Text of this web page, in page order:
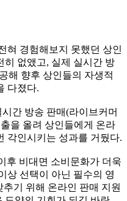
혀 경험해보지 못했던 상인
히 없앴고, 실제 실시간 방
해 향후 상인들의 자생적
다졌다.
간 방송 판매(라이브커머
을 올려 상인들에게 온라
각인시키는 성과를 거뒀다.
후 비대면 소비문화가 더욱
상 선택이 아닌 필수의 영
기 위해 온라인 판매 지원